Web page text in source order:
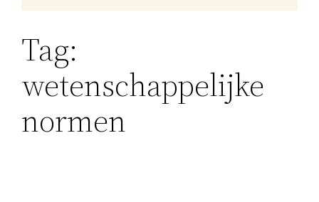
Tag:
wetenschappelijke
normen